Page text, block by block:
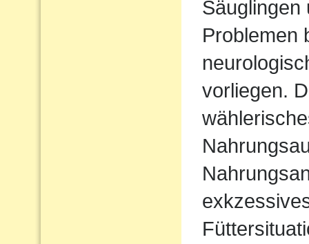
Säuglingen
Problemen
vorliegen.